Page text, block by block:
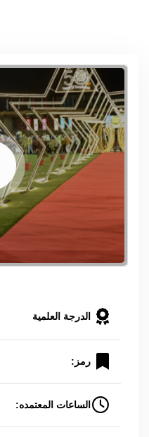
الدرجة العلمية
رمز:
الساعات المعتمده: